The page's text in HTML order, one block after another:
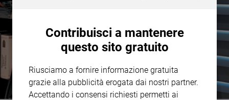
Podcast
Privacy
Contribuisci a mantenere
questo sito gratuito
Riusciamo a fornire informazione gratuita
grazie alla pubblicità erogata dai nostri partner.
Accettando i consensi richiesti permetti ai